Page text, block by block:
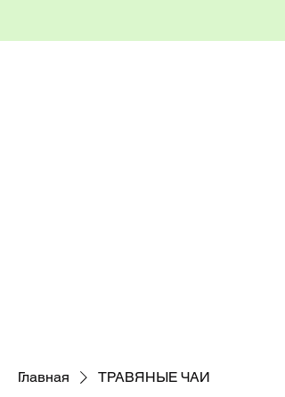
Главная ТРАВЯНЫЕ ЧАИ